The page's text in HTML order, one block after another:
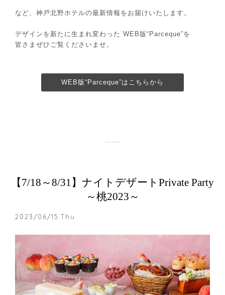
など、神戸北野ホテルの最新情報をお届けいたします。
デザインを新たに生まれ変わった WEB版“Parceque”を
皆さまぜひご覧くださいませ。
WEB版“Parceque”はこちらから
【7/18～8/31】ナイトデザートPrivate Party
～桃2023～
2023/06/15 Thu